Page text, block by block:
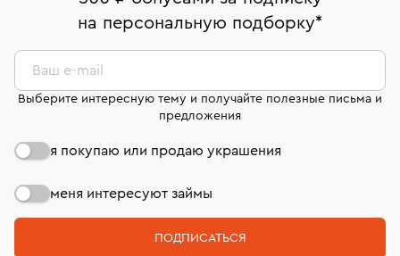
комиссионных украшений и часов смотрите на
странице«Возврат украшений»
Срок бронирования украшения при самовывозе из
Система быстрых платежей (по QR-коду)
В кредит от Т-Банка (до 50 000 руб., на 3–6 мес.)
На особо ценные изделия получены
сертификаты МГУ и других геммологических
лабораторий
на персональную подборку*
Ваш e-mail
Выберите интересную тему и получайте полезные письма и
предложения
я покупаю или продаю украшения
меня интересуют займы
ПОДПИСАТЬСЯ